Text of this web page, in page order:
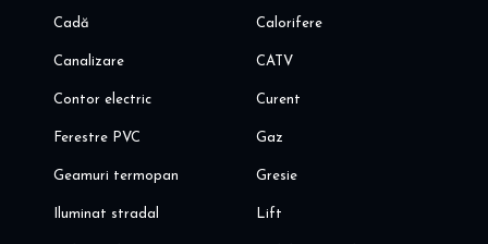
Cadă Calorifere
Canalizare CATV
Contor electric Curent
Ferestre PVC Gaz
Geamuri termopan Gresie
Iluminat stradal Lift